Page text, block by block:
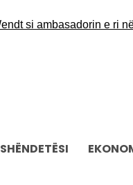
ambasadorin e ri në
SHËNDETËSI